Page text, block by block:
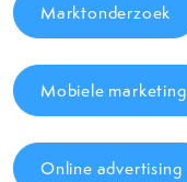
Marktonderzoek
Mobiele marketing
Online advertising